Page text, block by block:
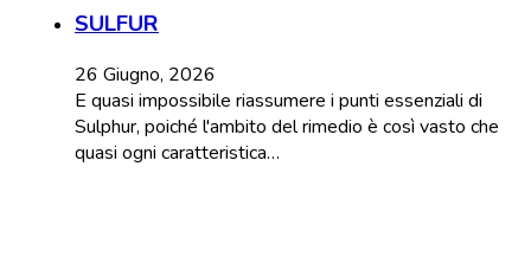
SULFUR
26 Giugno, 2026
E quasi impossibile riassumere i punti essenziali di
Sulphur, poiché l'ambito del rimedio è così vasto che
quasi ogni caratteristica…